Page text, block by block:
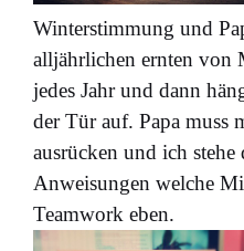
Winterstimmung und
alljährlichen ernten von
jedes Jahr und dann
der Tür auf. Papa muss
ausrücken und ich
Anweisungen welche
Teamwork eben.